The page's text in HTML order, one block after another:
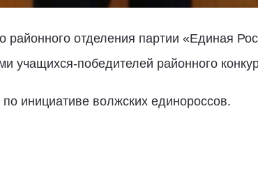
районного отделения партии «Единая
учащихся-победителей районного
инициативе волжских единороссов.